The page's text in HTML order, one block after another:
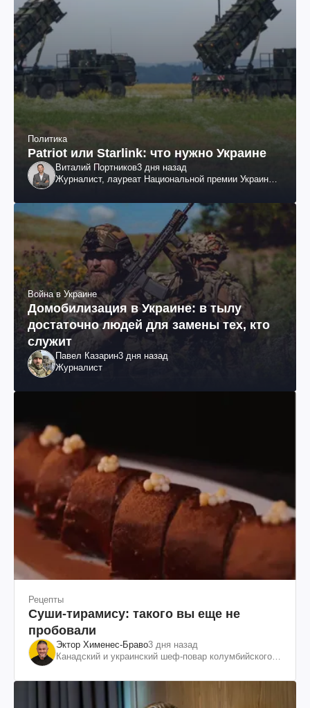
Политика
Patriot или Starlink: что нужно Украине
Виталий Портников3 дня назад
Журналист, лауреат Национальной премии Украины
Война в Украине
Домобилизация в Украине: в тылу
достаточно людей для замены тех, кто
служит
Павел Казарин3 дня назад
Журналист
Рецепты
Суши-тирамису: такого вы еще не
пробовали
Эктор Хименес-Браво3 дня назад
Канадский и украинский шеф-повар колумбийского